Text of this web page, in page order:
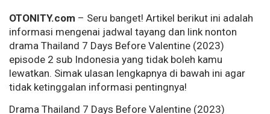
OTONITY.com – Seru banget! Artikel berikut ini adalah
informasi mengenai jadwal tayang dan link nonton
drama Thailand 7 Days Before Valentine (2023)
episode 2 sub Indonesia yang tidak boleh kamu
lewatkan. Simak ulasan lengkapnya di bawah ini agar
tidak ketinggalan informasi pentingnya!
Drama Thailand 7 Days Before Valentine (2023)